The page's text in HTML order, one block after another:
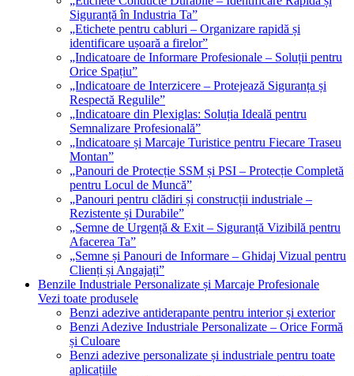
Siguranță în Industria Ta”
„Etichete pentru cabluri – Organizare rapidă și
identificare ușoară a firelor”
„Indicatoare de Informare Profesionale – Soluții pentru
Orice Spațiu”
„Indicatoare de Interzicere – Protejează Siguranța și
Respectă Regulile”
„Indicatoare din Plexiglas: Soluția Ideală pentru
Semnalizare Profesională”
„Indicatoare și Marcaje Turistice pentru Fiecare Traseu
Montan”
„Panouri de Protecție SSM și PSI – Protecție Completă
pentru Locul de Muncă”
„Panouri pentru clădiri și construcții industriale –
Rezistente și Durabile”
„Semne de Urgență & Exit – Siguranță Vizibilă pentru
Afacerea Ta”
„Semne și Panouri de Informare – Ghidaj Vizual pentru
Clienți și Angajați”
Benzile Industriale Personalizate și Marcaje Profesionale
Vezi toate produsele
Benzi adezive antiderapante pentru interior și exterior
Benzi Adezive Industriale Personalizate – Orice Formă
și Culoare
Benzi adezive personalizate și industriale pentru toate
aplicațiile